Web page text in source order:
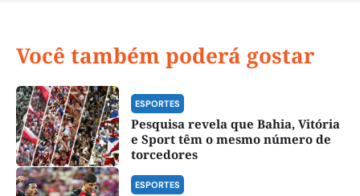
Você também poderá gostar
ESPORTES
Pesquisa revela que Bahia, Vitória
e Sport têm o mesmo número de
torcedores
ESPORTES